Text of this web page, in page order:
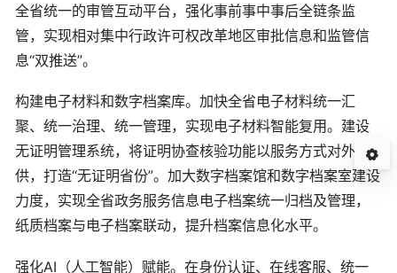
全省统一的审管互动平台，强化事前事中事后全链条监
管，实现相对集中行政许可权改革地区审批信息和监管信
息“双推送”。
构建电子材料和数字档案库。加快全省电子材料统一汇
聚、统一治理、统一管理，实现电子材料智能复用。建设
无证明管理系统，将证明协查核验功能以服务方式对外提
供，打造“无证明省份”。加大数字档案馆和数字档案室建设
力度，实现全省政务服务信息电子档案统一归档及管理，
纸质档案与电子档案联动，提升档案信息化水平。
强化AI（人工智能）赋能。在身份认证、在线客服、统一